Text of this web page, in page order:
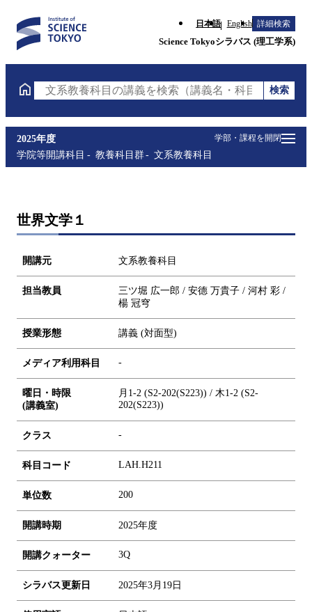
日本語 English 詳細検索
Science Tokyoシラバス (理工学系)
文系教養科目の講義を検索（講義名・科目コード・担
検索
学部・課程を開閉
2025年度
学院等開講科目
教養科目群 文系教養科目
世界文学１
開講元 文系教養科目
担当教員
三ツ堀 広一郎 / 安德 万貴子 / 河村 彩 /
楊 冠穹
授業形態 講義 (対面型)
メディア利用科目 -
曜日・時限
(講義室)
月1-2 (S2-202(S223)) / 木1-2 (S2-
202(S223))
クラス -
科目コード LAH.H211
単位数 200
開講時期 2025年度
開講クォーター 3Q
シラバス更新日 2025年3月19日